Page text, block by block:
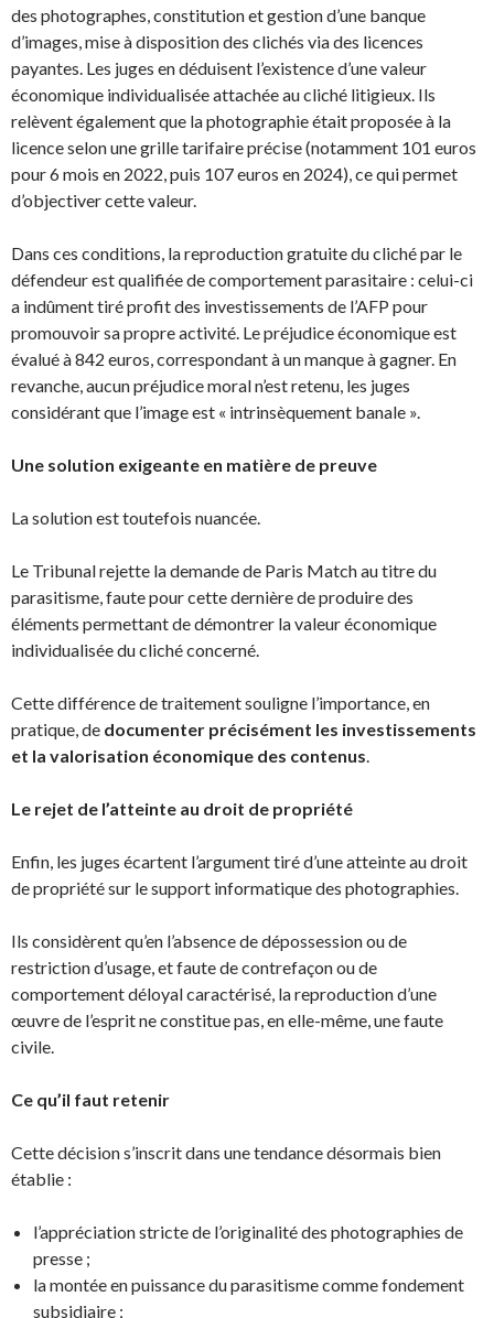
des photographes, constitution et gestion d’une banque
d’images, mise à disposition des clichés via des licences
payantes. Les juges en déduisent l’existence d’une valeur
économique individualisée attachée au cliché litigieux. Ils
relèvent également que la photographie était proposée à la
licence selon une grille tarifaire précise (notamment 101 euros
pour 6 mois en 2022, puis 107 euros en 2024), ce qui permet
d’objectiver cette valeur.
Dans ces conditions, la reproduction gratuite du cliché par le
défendeur est qualifiée de comportement parasitaire : celui-ci
a indûment tiré profit des investissements de l’AFP pour
promouvoir sa propre activité. Le préjudice économique est
évalué à 842 euros, correspondant à un manque à gagner. En
revanche, aucun préjudice moral n’est retenu, les juges
considérant que l’image est « intrinsèquement banale ».
Une solution exigeante en matière de preuve
La solution est toutefois nuancée.
Le Tribunal rejette la demande de Paris Match au titre du
parasitisme, faute pour cette dernière de produire des
éléments permettant de démontrer la valeur économique
individualisée du cliché concerné.
Cette différence de traitement souligne l’importance, en
pratique, de documenter précisément les investissements
et la valorisation économique des contenus.
Le rejet de l’atteinte au droit de propriété
Enfin, les juges écartent l’argument tiré d’une atteinte au droit
de propriété sur le support informatique des photographies.
Ils considèrent qu’en l’absence de dépossession ou de
restriction d’usage, et faute de contrefaçon ou de
comportement déloyal caractérisé, la reproduction d’une
œuvre de l’esprit ne constitue pas, en elle-même, une faute
civile.
Ce qu’il faut retenir
Cette décision s’inscrit dans une tendance désormais bien
établie :
l’appréciation stricte de l’originalité des photographies de
presse ;
la montée en puissance du parasitisme comme fondement
subsidiaire ;